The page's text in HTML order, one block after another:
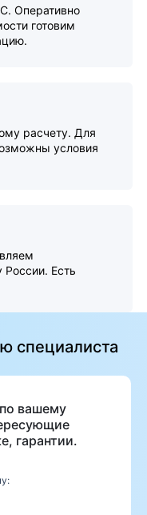
Оперативно
готовим
расчету. Для
условия
Есть
специалиста
вашему
гарантии.